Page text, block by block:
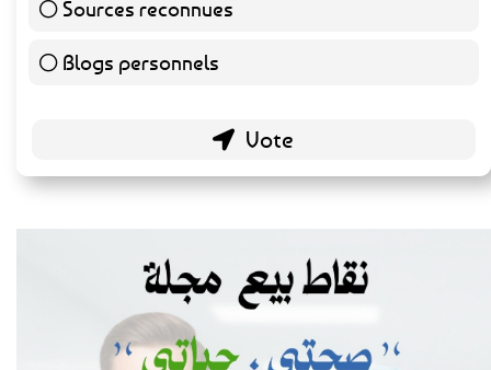
Sources reconnues
Blogs personnels